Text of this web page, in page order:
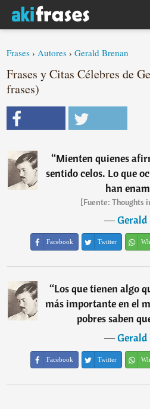
Frases ›Autores ›Gerald Brenan
Frases y Citas Célebres de
frases)
“Mienten quienes
sentido celos. Lo que
han
[Fuente: Thoughts
―Gerald
Facebook Twitter
“Los que tienen algo
más importante en el
pobres saben
―Gerald
Facebook Twitter